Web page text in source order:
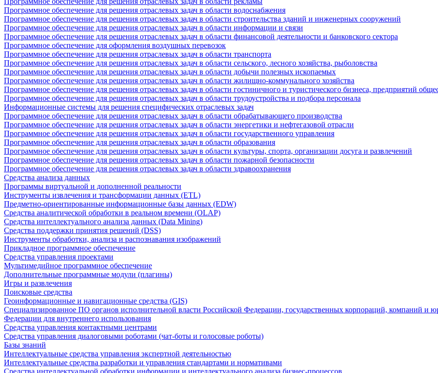
Программное обеспечение для решения отраслевых задач в области водоснабжения
Программное обеспечение для решения отраслевых задач в области строительства зданий и инженерных сооружений
Программное обеспечение для решения отраслевых задач в области информации и связи
Программное обеспечение для решения отраслевых задач в области финансовой деятельности и банковского сектора
Программное обеспечение для оформления воздушных перевозок
Программное обеспечение для решения отраслевых задач в области транспорта
Программное обеспечение для решения отраслевых задач в области сельского, лесного хозяйства, рыболовства
Программное обеспечение для решения отраслевых задач в области добычи полезных ископаемых
Программное обеспечение для решения отраслевых задач в области жилищно-коммунального хозяйства
Программное обеспечение для решения отраслевых задач в области гостиничного и туристического бизнеса, предприятий
Программное обеспечение для решения отраслевых задач в области трудоустройства и подбора персонала
Информационные системы для решения специфических отраслевых задач
Программное обеспечение для решения отраслевых задач в области обрабатывающего производства
Программное обеспечение для решения отраслевых задач в области энергетики и нефтегазовой отрасли
Программное обеспечение для решения отраслевых задач в области государственного управления
Программное обеспечение для решения отраслевых задач в области образования
Программное обеспечение для решения отраслевых задач в области культуры, спорта, организации досуга и развлечений
Программное обеспечение для решения отраслевых задач в области пожарной безопасности
Программное обеспечение для решения отраслевых задач в области здравоохранения
Средства анализа данных
Программы виртуальной и дополненной реальности
Инструменты извлечения и трансформации данных (ETL)
Предметно-ориентированные информационные базы данных (EDW)
Средства аналитической обработки в реальном времени (OLAP)
Средства интеллектуального анализа данных (Data Mining)
Средства поддержки принятия решений (DSS)
Инструменты обработки, анализа и распознавания изображений
Прикладное программное обеспечение
Средства управления проектами
Мультимедийное программное обеспечение
Дополнительные программные модули (плагины)
Игры и развлечения
Поисковые средства
Геоинформационные и навигационные средства (GIS)
Специализированное ПО органов исполнительной власти Российской Федерации, государственных корпораций, компаний и
Федерации для внутреннего использования
Средства управления контактными центрами
Средства управления диалоговыми роботами (чат-боты и голосовые роботы)
Базы знаний
Интеллектуальные средства управления экспертной деятельностью
Интеллектуальные средства разработки и управления стандартами и нормативами
Средства интеллектуальной обработки информации и интеллектуального анализа бизнес-процессов